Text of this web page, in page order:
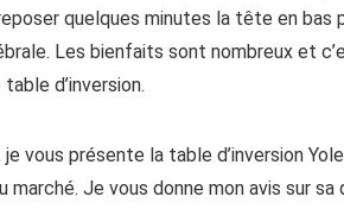
quelques minutes la tête en bas
Les bienfaits sont nombreux et
d’inversion.
vous présente la table d’inversion
marché. Je vous donne mon avis sur